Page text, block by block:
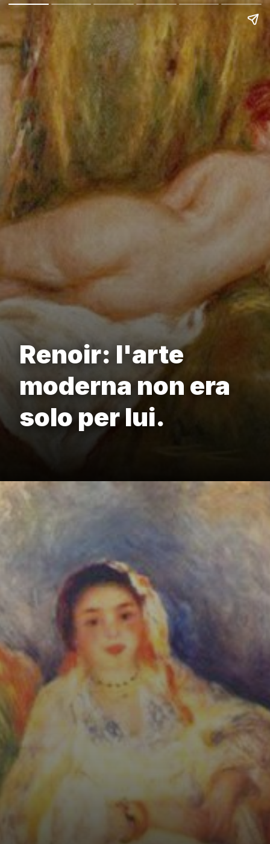
Renoir: l'arte
moderna non era
solo per lui.